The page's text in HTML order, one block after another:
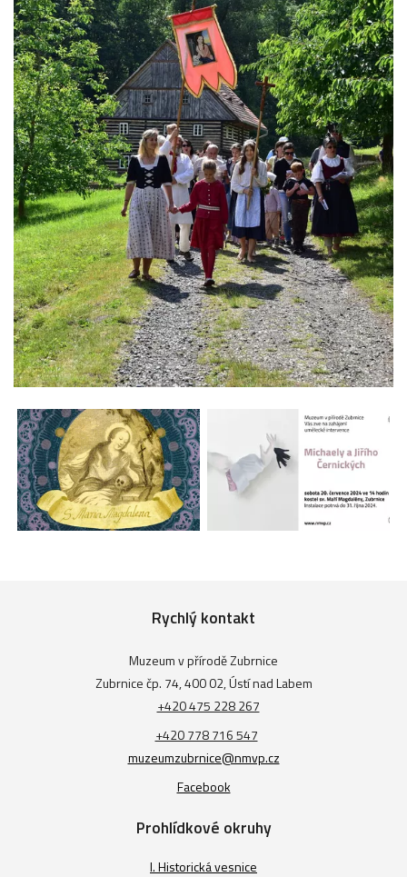
Rychlý kontakt
Muzeum v přírodě Zubrnice
Zubrnice čp. 74, 400 02, Ústí nad Labem
+420 475 228 267
+420 778 716 547
muzeumzubrnice@nmvp.cz
Facebook
Prohlídkové okruhy
I. Historická vesnice